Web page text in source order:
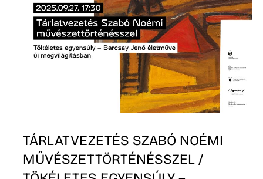
TÁRLATVEZETÉS SZABÓ NOÉMI
MŰVÉSZETTÖRTÉNÉSSZEL /